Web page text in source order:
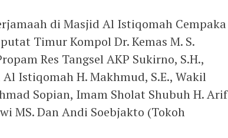
di Masjid Al Istiqomah Cempaka
Timur Kompol Dr. Kemas M. S.
Res Tangsel AKP Sukirno, S.H.,
Istiqomah H. Makhmud, S.E., Wakil
Sopian, ⁠Imam Sholat Shubuh H. Arif
MS. Dan Andi Soebjakto (Tokoh